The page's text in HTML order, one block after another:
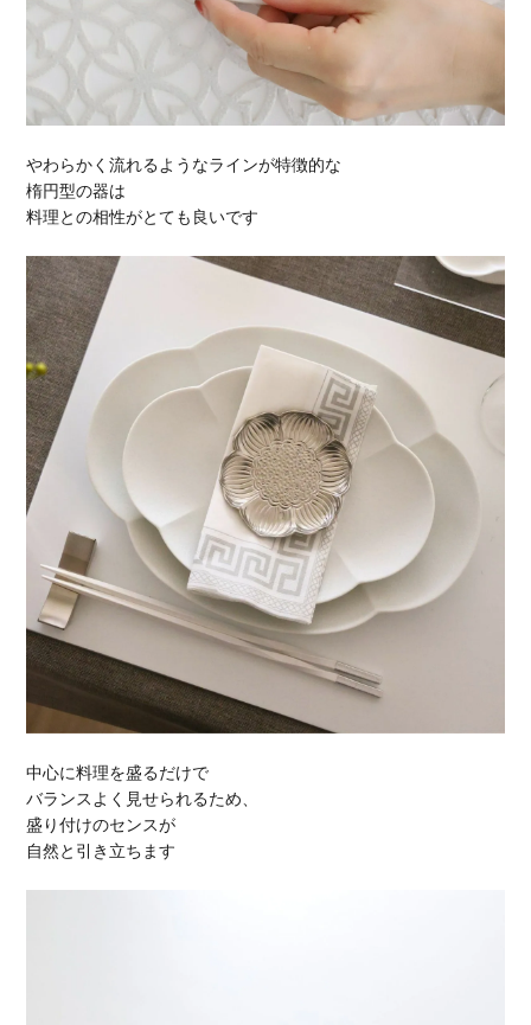
やわらかく流れるようなラインが特徴的な
楕円型の器は
料理との相性がとても良いです
中心に料理を盛るだけで
バランスよく見せられるため、
盛り付けのセンスが
自然と引き立ちます